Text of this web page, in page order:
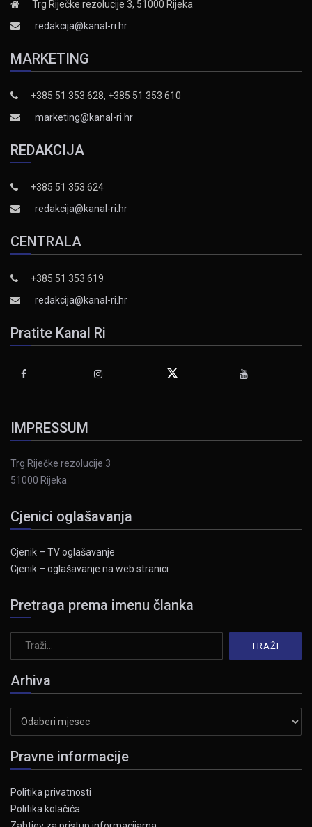
Trg Riječke rezolucije 3, 51000 Rijeka
redakcija@kanal-ri.hr
MARKETING
+385 51 353 628, +385 51 353 610
marketing@kanal-ri.hr
REDAKCIJA
+385 51 353 624
redakcija@kanal-ri.hr
CENTRALA
+385 51 353 619
redakcija@kanal-ri.hr
Pratite Kanal Ri
IMPRESSUM
Trg Riječke rezolucije 3
51000 Rijeka
Cjenici oglašavanja
Cjenik – TV oglašavanje
Cjenik – oglašavanje na web stranici
Pretraga prema imenu članka
Arhiva
Pravne informacije
Politika privatnosti
Politika kolačića